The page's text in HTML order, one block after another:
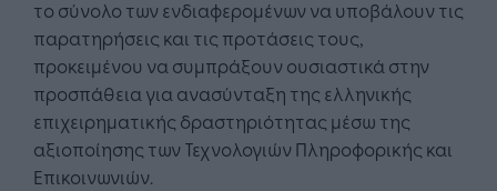
το σύνολο των ενδιαφερομένων να υποβάλουν τις
παρατηρήσεις και τις προτάσεις τους,
προκειμένου να συμπράξουν ουσιαστικά στην
προσπάθεια για ανασύνταξη της ελληνικής
επιχειρηματικής δραστηριότητας μέσω της
αξιοποίησης των Τεχνολογιών Πληροφορικής και
Επικοινωνιών.